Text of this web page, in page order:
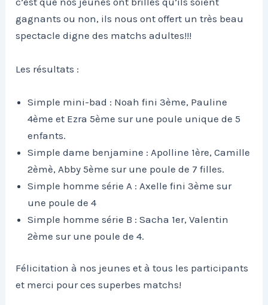
gagnants ou non, ils nous ont offert un très beau
spectacle digne des matchs adultes!!!
Les résultats :
Simple mini-bad : Noah fini 3ème, Pauline
4ème et Ezra 5ème sur une poule unique de 5
enfants.
Simple dame benjamine : Apolline 1ère, Camille
2èmè, Abby 5ème sur une poule de 7 filles.
Simple homme série A : Axelle fini 3ème sur
une poule de 4
Simple homme série B : Sacha 1er, Valentin
2ème sur une poule de 4.
Félicitation à nos jeunes et à tous les participants
et merci pour ces superbes matchs!